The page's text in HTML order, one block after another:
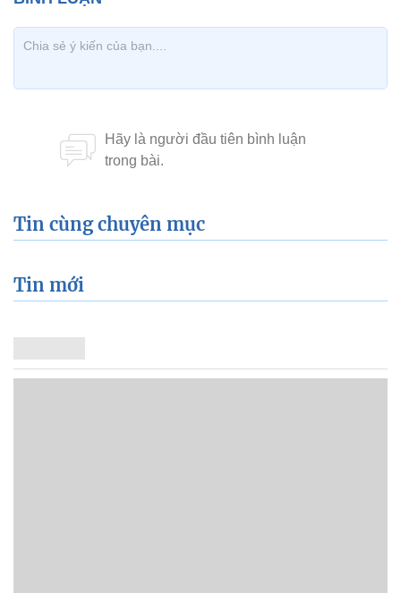
Tin cùng chuyên mục
Tin mới